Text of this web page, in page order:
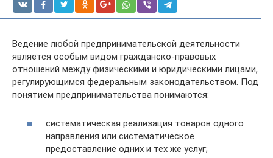
Ведение любой предпринимательской деятельности
является особым видом гражданско-правовых
отношений между физическими и юридическими лицами,
регулирующимся федеральным законодательством. Под
понятием предпринимательства понимаются:
систематическая реализация товаров одного
направления или систематическое
предоставление одних и тех же услуг;